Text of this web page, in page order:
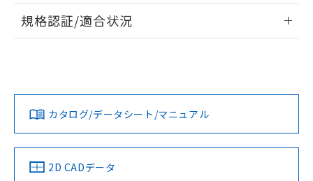
ログイン/会員登録
ダウンロードデータをご利用いただく前に、以下を必ずお読
みください。
ソフトウェアの使用条件
EU RoHS 注意事項・凡例
対応済み
中国 RoHS 注意事項・凡例
規格認証/適合状況
LR型式承認
（イギリス
船舶規格）
DNV型式承認
（ノルウェー
BV型式承認
（フランス
KR型式
（韓国
カタログ/データシート/マニュアル
2D CADデータ